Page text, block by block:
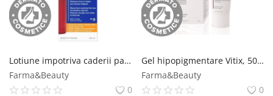
Lotiune impotriva caderii parului Novophane, 100ml, ACM ACM
Farma&Beauty
0
Gel hipopigmentare Vitix, 50ml, ACM ACM
Farma&Beauty
0